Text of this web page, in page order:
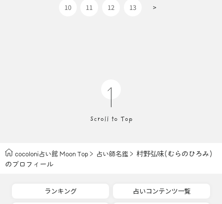
10 11 12 13 >
cocoloni占い館 Moon Top 占い師名鑑
村野弘味(むらのひろみ)
のプロフィール
ランキング
占いコンテンツ一覧